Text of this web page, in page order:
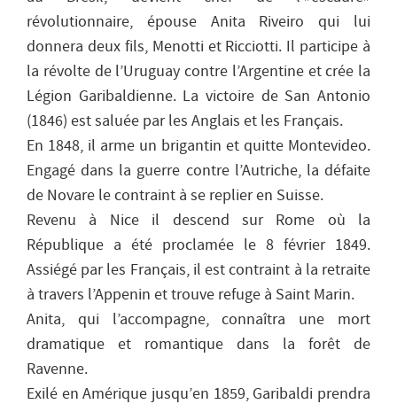
révolutionnaire, épouse Anita Riveiro qui lui
donnera deux fils, Menotti et Ricciotti. Il participe à
la révolte de l’Uruguay contre l’Argentine et crée la
Légion Garibaldienne. La victoire de San Antonio
(1846) est saluée par les Anglais et les Français.
En 1848, il arme un brigantin et quitte Montevideo.
Engagé dans la guerre contre l’Autriche, la défaite
de Novare le contraint à se replier en Suisse.
Revenu à Nice il descend sur Rome où la
République a été proclamée le 8 février 1849.
Assiégé par les Français, il est contraint à la retraite
à travers l’Appenin et trouve refuge à Saint Marin.
Anita, qui l’accompagne, connaîtra une mort
dramatique et romantique dans la forêt de
Ravenne.
Exilé en Amérique jusqu’en 1859, Garibaldi prendra